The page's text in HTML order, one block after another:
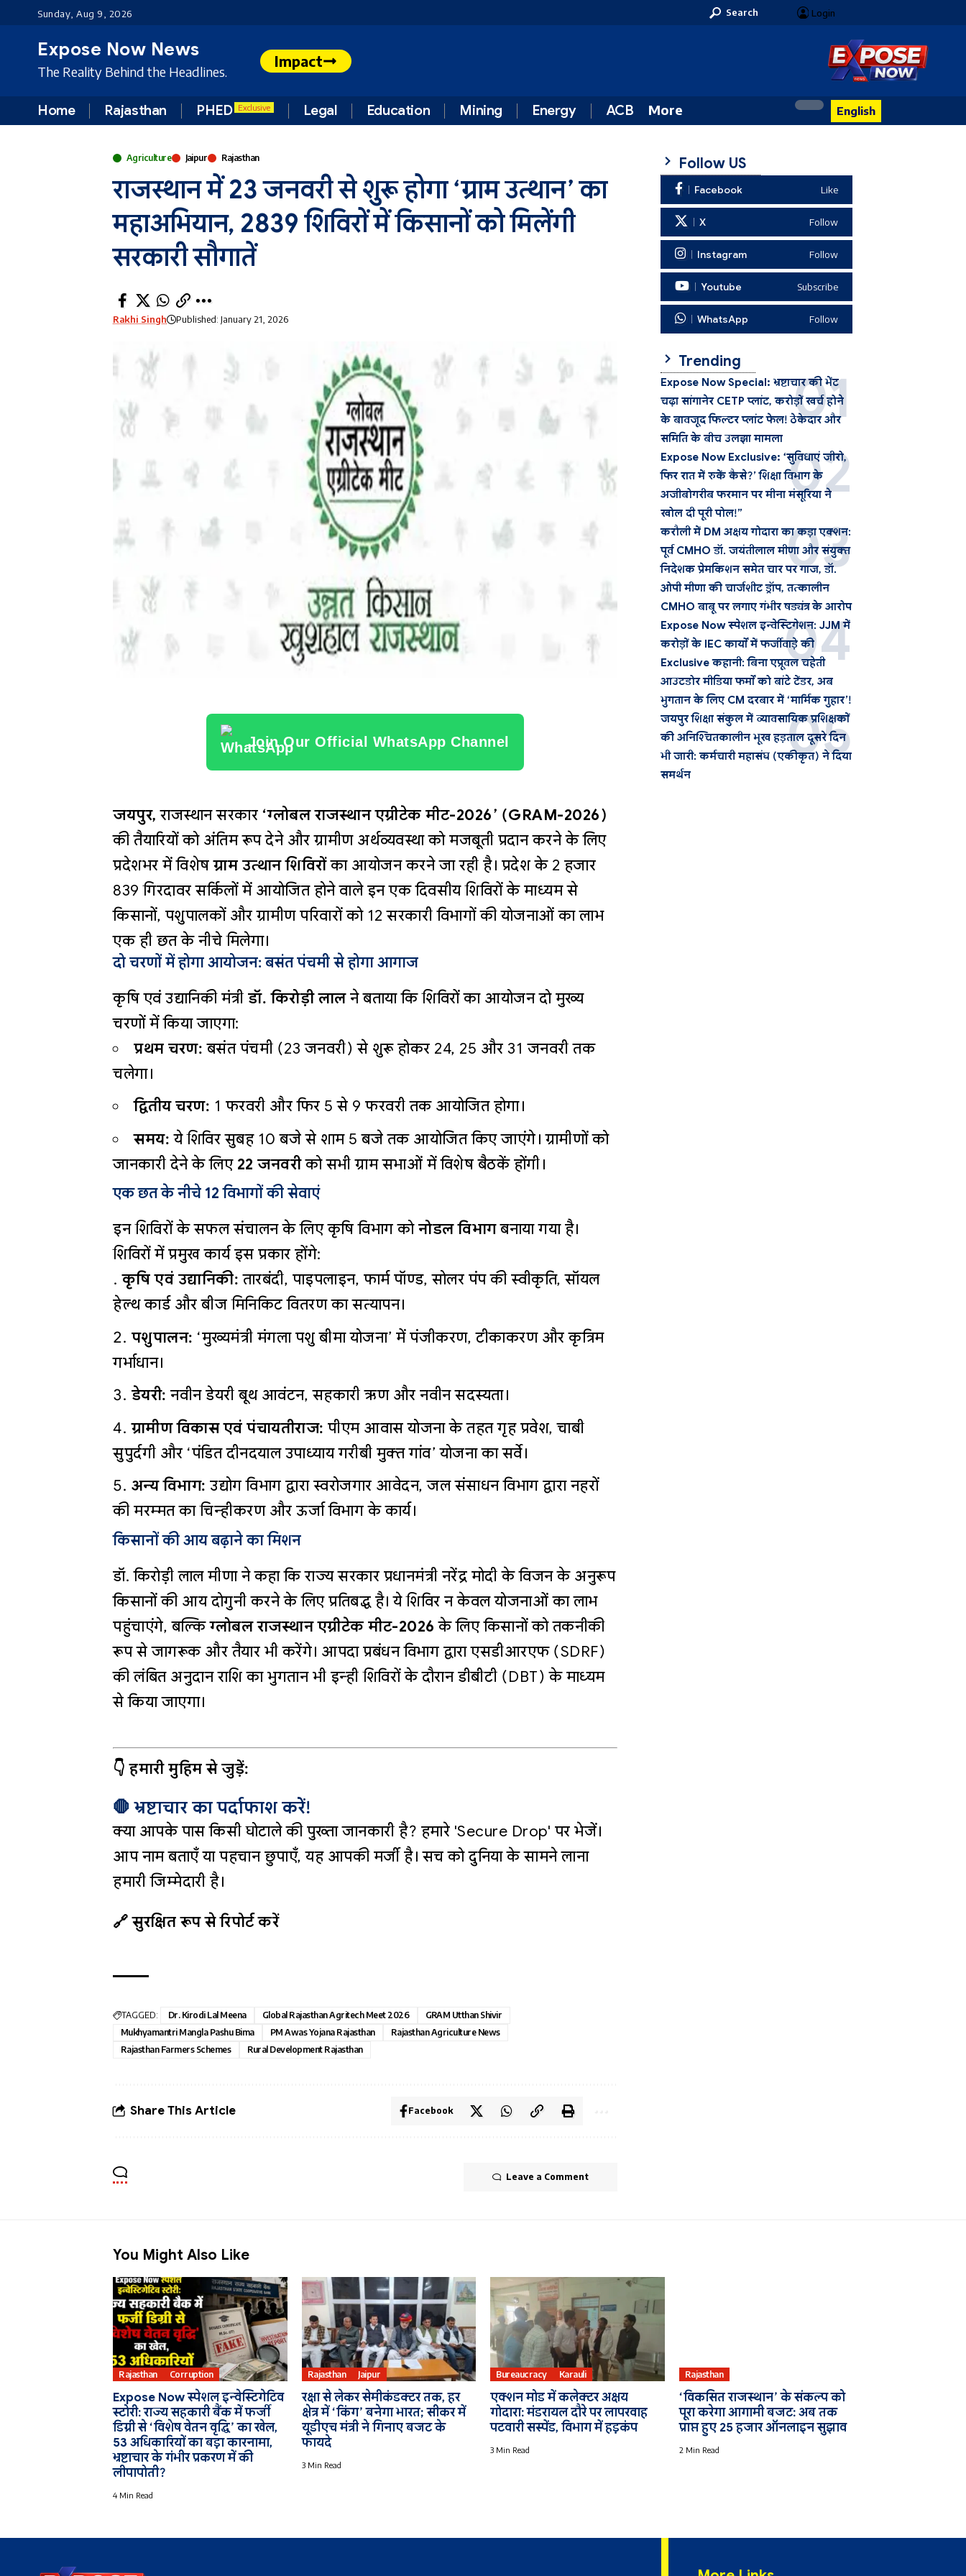
Sunday, Aug 9, 2026 Search Login
Expose Now News
The Reality Behind the Headlines.
Impact
Home Rajasthan PHED Exclusive Legal Education Mining Energy ACB More English
Agriculture Jaipur Rajasthan
राजस्थान में 23 जनवरी से शुरू होगा ‘ग्राम उत्थान’ का
महाअभियान, 2839 शिविरों में किसानों को मिलेंगी
सरकारी सौगातें
Rakhi Singh Published: January 21, 2026
Join Our Official WhatsApp Channel
जयपुर, राजस्थान सरकार ‘ग्लोबल राजस्थान एग्रीटेक मीट-2026’ (GRAM-2026)
की तैयारियों को अंतिम रूप देने और ग्रामीण अर्थव्यवस्था को मजबूती प्रदान करने के लिए
प्रदेशभर में विशेषग्राम उत्थान शिविरोंका आयोजन करने जा रही है। प्रदेश के 2 हजार
839 गिरदावर सर्किलों में आयोजित होने वाले इन एक दिवसीय शिविरों के माध्यम से
किसानों, पशुपालकों और ग्रामीण परिवारों को 12 सरकारी विभागों की योजनाओं का लाभ
एक ही छत के नीचे मिलेगा।
दो चरणों में होगा आयोजन: बसंत पंचमी से होगा आगाज
कृषि एवं उद्यानिकी मंत्रीडॉ. किरोड़ी लालने बताया कि शिविरों का आयोजन दो मुख्य
चरणों में किया जाएगा:
प्रथम चरण: बसंत पंचमी (23 जनवरी) से शुरू होकर 24, 25 और 31 जनवरी तक
चलेगा।
द्वितीय चरण: 1 फरवरी और फिर 5 से 9 फरवरी तक आयोजित होगा।
समय: ये शिविर सुबह 10 बजे से शाम 5 बजे तक आयोजित किए जाएंगे। ग्रामीणों को
जानकारी देने के लिए 22 जनवरीको सभी ग्राम सभाओं में विशेष बैठकें होंगी।
एक छत के नीचे 12 विभागों की सेवाएं
इन शिविरों के सफल संचालन के लिए कृषि विभाग कोनोडल विभागबनाया गया है।
शिविरों में प्रमुख कार्य इस प्रकार होंगे:
कृषि एवं उद्यानिकी: तारबंदी, पाइपलाइन, फार्म पॉण्ड, सोलर पंप की स्वीकृति, सॉयल
हेल्थ कार्ड और बीज मिनिकिट वितरण का सत्यापन।
पशुपालन: ‘मुख्यमंत्री मंगला पशु बीमा योजना’ में पंजीकरण, टीकाकरण और कृत्रिम
गर्भाधान।
डेयरी: नवीन डेयरी बूथ आवंटन, सहकारी ऋण और नवीन सदस्यता।
ग्रामीण विकास एवं पंचायतीराज: पीएम आवास योजना के तहत गृह प्रवेश, चाबी
सुपुर्दगी और ‘पंडित दीनदयाल उपाध्याय गरीबी मुक्त गांव’ योजना का सर्वे।
अन्य विभाग: उद्योग विभाग द्वारा स्वरोजगार आवेदन, जल संसाधन विभाग द्वारा नहरों
की मरम्मत का चिन्हीकरण और ऊर्जा विभाग के कार्य।
किसानों की आय बढ़ाने का मिशन
डॉ. किरोड़ी लाल मीणा ने कहा कि राज्य सरकार प्रधानमंत्री नरेंद्र मोदी के विजन के अनुरूप
किसानों की आय दोगुनी करने के लिए प्रतिबद्ध है। ये शिविर न केवल योजनाओं का लाभ
पहुंचाएंगे, बल्किग्लोबल राजस्थान एग्रीटेक मीट-2026 के लिए किसानों को तकनीकी
रूप से जागरूक और तैयार भी करेंगे। आपदा प्रबंधन विभाग द्वारा एसडीआरएफ (SDRF)
की लंबित अनुदान राशि का भुगतान भी इन्ही शिविरों के दौरान डीबीटी (DBT) के माध्यम
से किया जाएगा।
👇 हमारी मुहिम से जुड़ें:
🛑 भ्रष्टाचार का पर्दाफाश करें!
क्या आपके पास किसी घोटाले की पुख्ता जानकारी है? हमारे 'Secure Drop' पर भेजें।
आप नाम बताएँ या पहचान छुपाएँ, यह आपकी मर्जी है। सच को दुनिया के सामने लाना
हमारी जिम्मेदारी है।
🔗 सुरक्षित रूप से रिपोर्ट करें
TAGGED: Dr. Kirodi Lal Meena Global Rajasthan Agritech Meet 2026
GRAM Utthan Shivir
Mukhyamantri Mangla Pashu Bima
PM Awas Yojana Rajasthan
Rajasthan Agriculture News
Rajasthan Farmers Schemes
Rural Development Rajasthan
Share This Article Facebook
Leave a Comment
Follow US
Facebook Like
X Follow
Instagram Follow
Youtube Subscribe
WhatsApp Follow
Trending
Expose Now Special: भ्रष्टाचार की भेंट
चढ़ा सांगानेर CETP प्लांट, करोड़ों खर्च होने
के बावजूद फिल्टर प्लांट फेल! ठेकेदार और
समिति के बीच उलझा मामला
Expose Now Exclusive: ‘सुविधाएं जीरो,
फिर रात में रुकें कैसे?’ शिक्षा विभाग के
अजीबोगरीब फरमान पर मीना मंसूरिया ने
खोल दी पूरी पोल!”
करौली में DM अक्षय गोदारा का कड़ा एक्शन:
पूर्व CMHO डॉ. जयंतीलाल मीणा और संयुक्त
निदेशक प्रेमकिशन समेत चार पर गाज, डॉ.
ओपी मीणा की चार्जशीट ड्रॉप, तत्कालीन
CMHO बाबू पर लगाए गंभीर षड्यंत्र के आरोप
Expose Now स्पेशल इन्वेस्टिगेशन: JJM में
करोड़ों के IEC कार्यों में फर्जीवाड़े की
Exclusive कहानी: बिना एप्रूवल चहेती
आउटडोर मीडिया फर्मों को बांटे टेंडर, अब
भुगतान के लिए CM दरबार में ‘मार्मिक गुहार’!
जयपुर शिक्षा संकुल में व्यावसायिक प्रशिक्षकों
की अनिश्चितकालीन भूख हड़ताल दूसरे दिन
भी जारी: कर्मचारी महासंघ (एकीकृत) ने दिया
समर्थन
You Might Also Like
Rajasthan Corruption
Expose Now स्पेशल इन्वेस्टिगेटिव
स्टोरी: राज्य सहकारी बैंक में फर्जी
डिग्री से ‘विशेष वेतन वृद्धि’ का खेल,
53 अधिकारियों का बड़ा कारनामा,
भ्रष्टाचार के गंभीर प्रकरण में की
लीपापोती?
4 Min Read
Rajasthan Jaipur
रक्षा से लेकर सेमीकंडक्टर तक, हर
क्षेत्र में ‘किंग’ बनेगा भारत; सीकर में
यूडीएच मंत्री ने गिनाए बजट के
फायदे
3 Min Read
Bureaucracy Karauli
एक्शन मोड में कलेक्टर अक्षय
गोदारा: मंडरायल दौरे पर लापरवाह
पटवारी सस्पेंड, विभाग में हड़कंप
3 Min Read
Rajasthan
‘विकसित राजस्थान’ के संकल्प को
पूरा करेगा आगामी बजट: अब तक
प्राप्त हुए 25 हजार ऑनलाइन सुझाव
2 Min Read